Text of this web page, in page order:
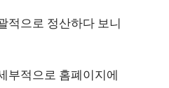
적으로 정산하다 보니
부적으로 홈폐이지에